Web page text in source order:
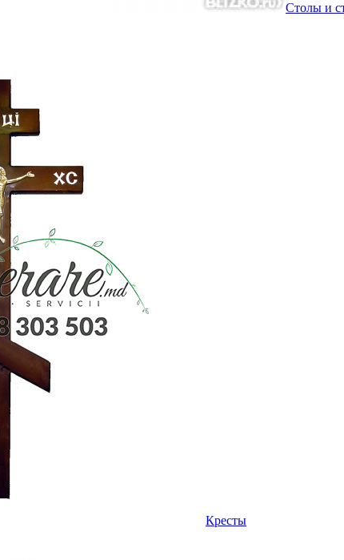
Столы и
Кресты